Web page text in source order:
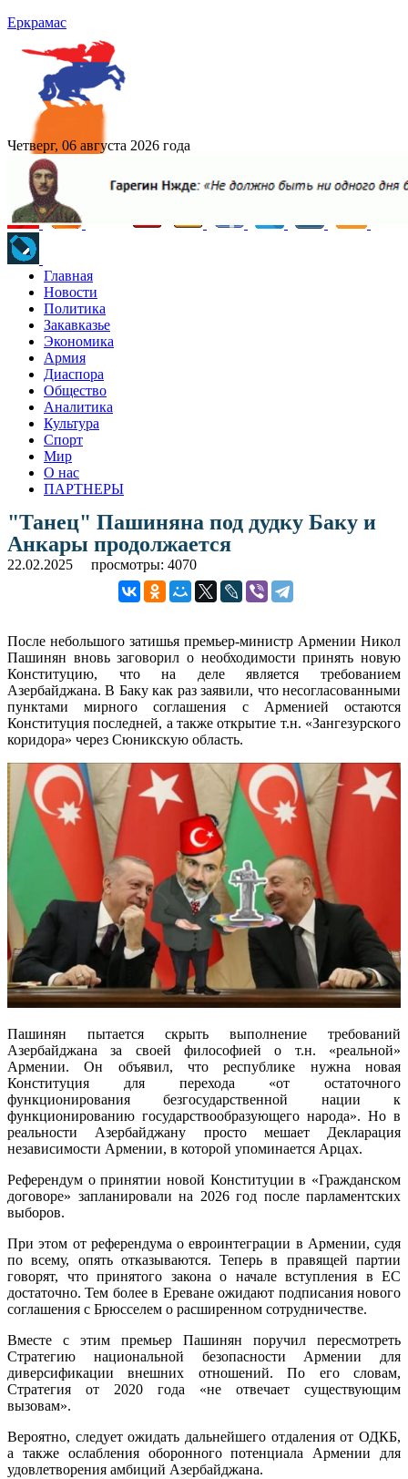
Еркрамас
Четверг, 06 августа 2026 года
Главная
Новости
Политика
Закавказье
Экономика
Армия
Диаспора
Общество
Аналитика
Культура
Спорт
Мир
О нас
ПАРТНЕРЫ
"Танец" Пашиняна под дудку Баку и
Анкары продолжается
22.02.2025 просмотры: 4070
После небольшого затишья премьер-министр Армении Никол
Пашинян вновь заговорил о необходимости принять новую
Конституцию, что на деле является требованием
Азербайджана. В Баку как раз заявили, что несогласованными
пунктами мирного соглашения с Арменией остаются
Конституция последней, а также открытие т.н. «Зангезурского
коридора» через Сюникскую область.
Пашинян пытается скрыть выполнение требований
Азербайджана за своей философией о т.н. «реальной»
Армении. Он объявил, что республике нужна новая
Конституция для перехода «от остаточного
функционирования безгосударственной нации к
функционированию государствообразующего народа». Но в
реальности Азербайджану просто мешает Декларация
независимости Армении, в которой упоминается Арцах.
Референдум о принятии новой Конституции в «Гражданском
договоре» запланировали на 2026 год после парламентских
выборов.
При этом от референдума о евроинтеграции в Армении, судя
по всему, опять отказываются. Теперь в правящей партии
говорят, что принятого закона о начале вступления в ЕС
достаточно. Тем более в Ереване ожидают подписания нового
соглашения с Брюсселем о расширенном сотрудничестве.
Вместе с этим премьер Пашинян поручил пересмотреть
Стратегию национальной безопасности Армении для
диверсификации внешних отношений. По его словам,
Стратегия от 2020 года «не отвечает существующим
вызовам».
Вероятно, следует ожидать дальнейшего отдаления от ОДКБ,
а также ослабления оборонного потенциала Армении для
удовлетворения амбиций Азербайджана.